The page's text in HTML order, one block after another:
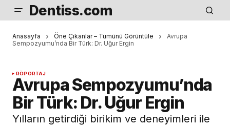
Dentiss.com
Anasayfa Öne Çıkanlar – Tümünü Görüntüle
Avrupa
Sempozyumu’nda Bir Türk: Dr. Uğur Ergin
RÖPORTAJ
Avrupa Sempozyumu’nda
Bir Türk: Dr. Uğur Ergin
Yılların getirdiği birikim ve deneyimleri ile